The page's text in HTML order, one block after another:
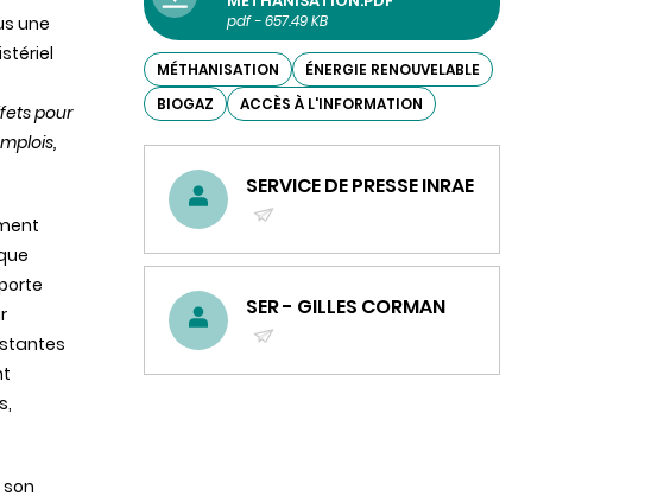
savoir
sur
la
méthanisation,
est
en
!
une
pour
pdf - 657.49 KB
MÉTHANISATION
ÉNERGIE RENOUVELABLE
BIOGAZ
ACCÈS À L'INFORMATION
SERVICE DE PRESSE INRAE
UN
COURRIEL)
SER - GILLES CORMAN